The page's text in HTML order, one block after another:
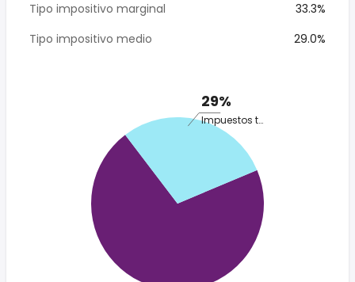
Tipo impositivo marginal
33.3%
Tipo impositivo medio
29.0%
29%
Impuestos totales